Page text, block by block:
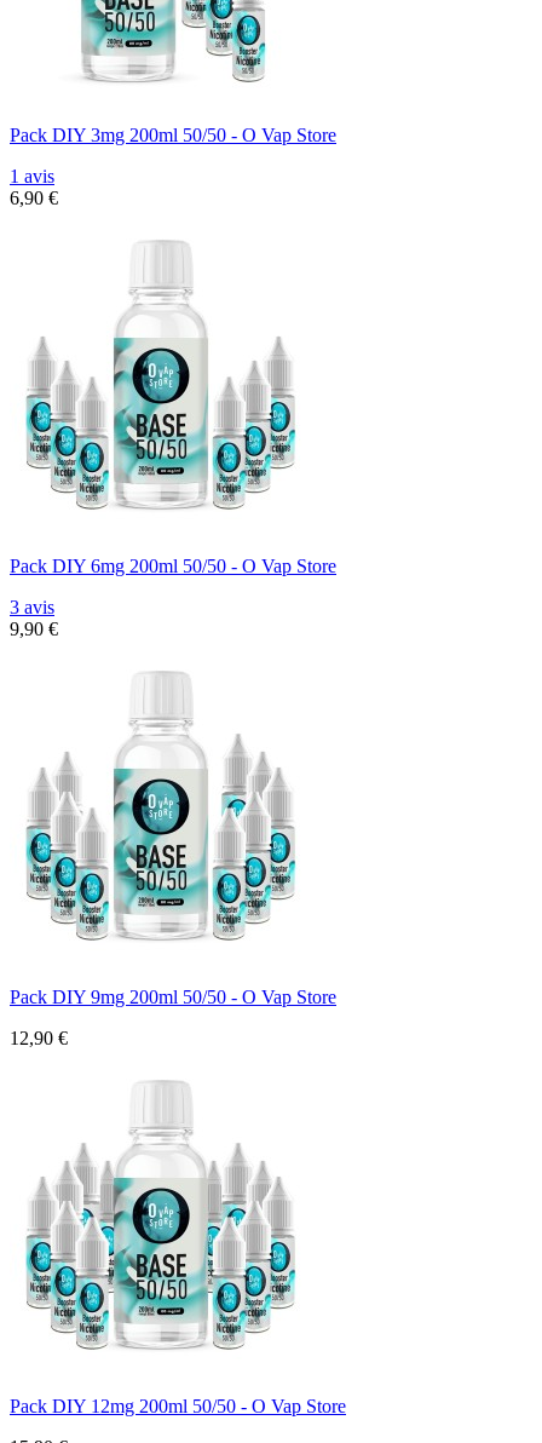
Pack DIY 3mg 200ml 50/50 - O Vap Store
1 avis
6,90 €
Pack DIY 6mg 200ml 50/50 - O Vap Store
3 avis
9,90 €
Pack DIY 9mg 200ml 50/50 - O Vap Store
12,90 €
Pack DIY 12mg 200ml 50/50 - O Vap Store